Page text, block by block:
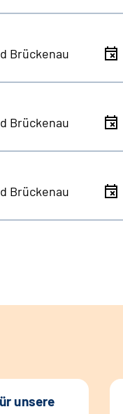
Brückenau
Brückenau
Brückenau
unsere